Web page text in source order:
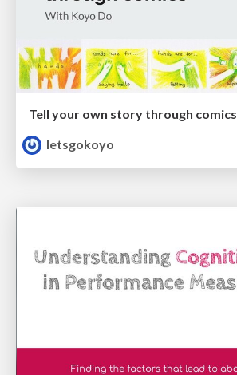
Tell your own story through comics
letsgokoyo